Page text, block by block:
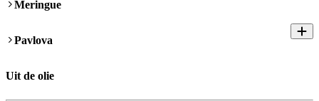
Meringue
Pavlova
Uit de olie